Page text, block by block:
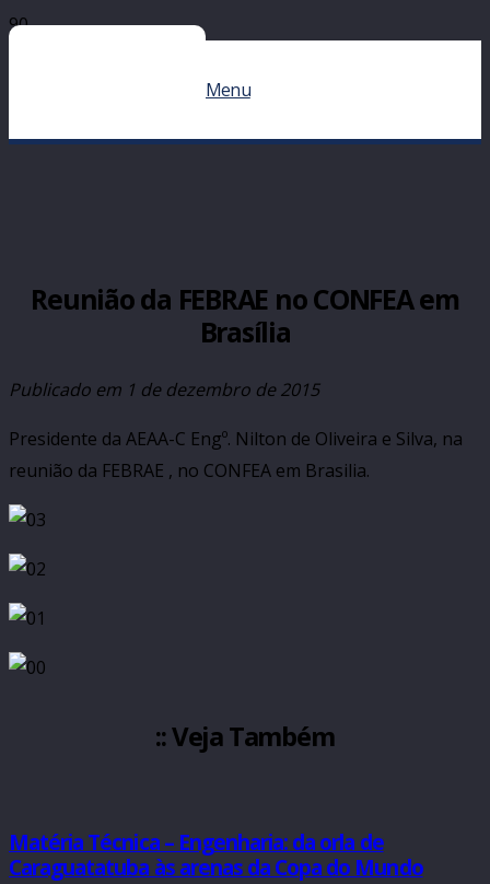
Menu
Reunião da FEBRAE no CONFEA em
Brasília
Publicado em 1 de dezembro de 2015
Presidente da AEAA-C Engº. Nilton de Oliveira e Silva, na
reunião da FEBRAE , no CONFEA em Brasilia.
:: Veja Também
Matéria Técnica – Engenharia: da orla de
Caraguatatuba às arenas da Copa do Mundo